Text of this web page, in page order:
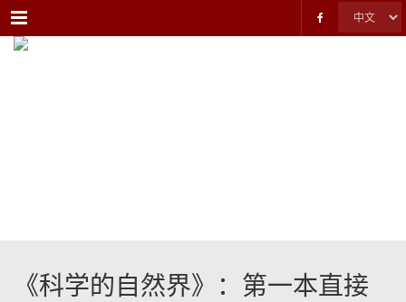
Menu
《科学的自然界》：第一本直接